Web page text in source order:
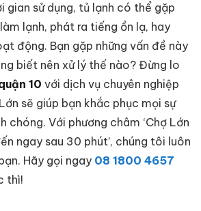
gian sử dụng, tủ lạnh có thể gặp
lạnh, phát ra tiếng ồn lạ, hay
động. Bạn gặp những vấn đề này
biết nên xử lý thế nào? Đừng lo
10 với dịch vụ chuyên nghiệp
sẽ giúp bạn khắc phục mọi sự
chóng. Với phương châm ‘Chợ Lớn
ngay sau 30 phút’, chúng tôi luôn
Hãy gọi ngay 08 1800 4657
thì!